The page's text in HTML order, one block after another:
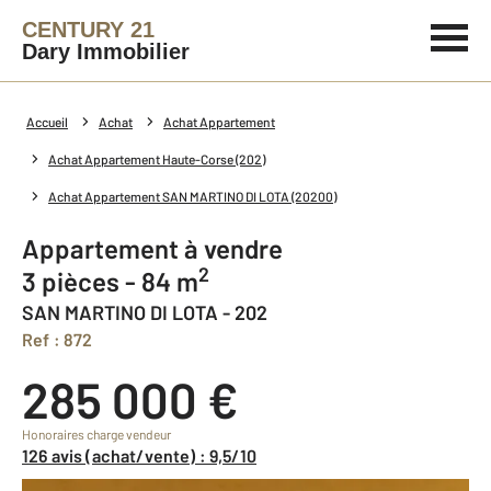
CENTURY 21
Dary Immobilier
Accueil Achat Achat Appartement
Achat Appartement Haute-Corse (202)
Achat Appartement SAN MARTINO DI LOTA (20200)
Appartement à vendre
3 pièces - 84 m2
SAN MARTINO DI LOTA - 202
Ref : 872
285 000 €
Honoraires charge vendeur
126 avis (achat/vente) : 9,5/10